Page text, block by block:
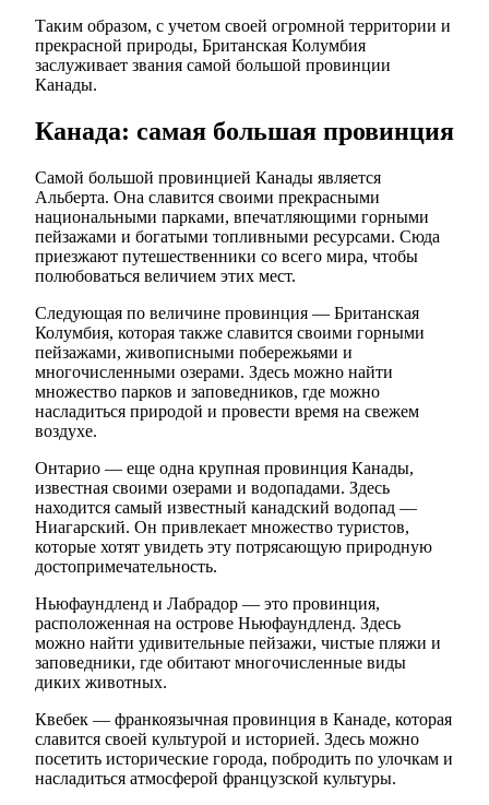
Таким образом, с учетом своей огромной территории и
прекрасной природы, Британская Колумбия
заслуживает звания самой большой провинции
Канады.
Канада: самая большая провинция
Самой большой провинцией Канады является
Альберта. Она славится своими прекрасными
национальными парками, впечатляющими горными
пейзажами и богатыми топливными ресурсами. Сюда
приезжают путешественники со всего мира, чтобы
полюбоваться величием этих мест.
Следующая по величине провинция — Британская
Колумбия, которая также славится своими горными
пейзажами, живописными побережьями и
многочисленными озерами. Здесь можно найти
множество парков и заповедников, где можно
насладиться природой и провести время на свежем
воздухе.
Онтарио — еще одна крупная провинция Канады,
известная своими озерами и водопадами. Здесь
находится самый известный канадский водопад —
Ниагарский. Он привлекает множество туристов,
которые хотят увидеть эту потрясающую природную
достопримечательность.
Ньюфаундленд и Лабрадор — это провинция,
расположенная на острове Ньюфаундленд. Здесь
можно найти удивительные пейзажи, чистые пляжи и
заповедники, где обитают многочисленные виды
диких животных.
Квебек — франкоязычная провинция в Канаде, которая
славится своей культурой и историей. Здесь можно
посетить исторические города, побродить по улочкам и
насладиться атмосферой французской культуры.